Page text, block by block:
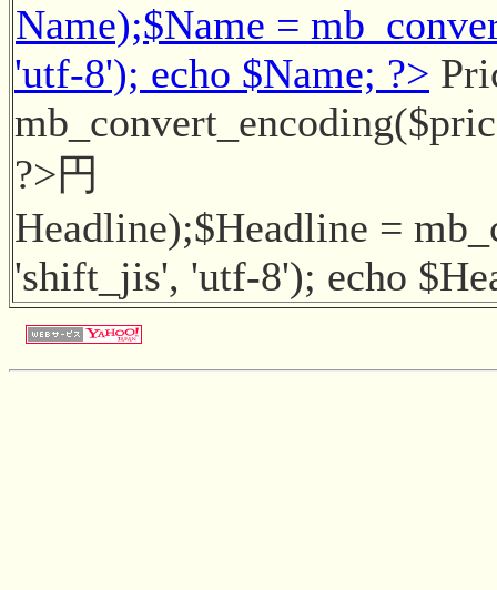
Name);$Name =
'utf-8'); echo $Name; ?>
?>円
Headline);$Headline =
'shift_jis', 'utf-8'); echo